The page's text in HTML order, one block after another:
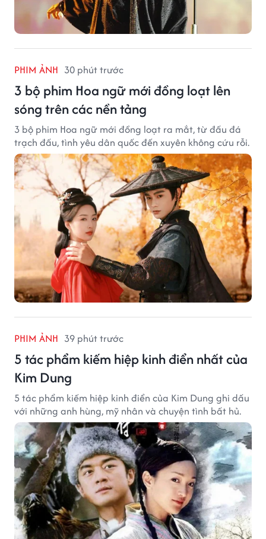
PHIM ẢNH 30 phút trước
3 bộ phim Hoa ngữ mới đồng loạt lên
sóng trên các nền tảng
3 bộ phim Hoa ngữ mới đồng loạt ra mắt, từ đấu đá
trạch đấu, tình yêu dân quốc đến xuyên không cứu rỗi.
PHIM ẢNH 39 phút trước
5 tác phẩm kiếm hiệp kinh điển nhất của
Kim Dung
5 tác phẩm kiếm hiệp kinh điển của Kim Dung ghi dấu
với những anh hùng, mỹ nhân và chuyện tình bất hủ.